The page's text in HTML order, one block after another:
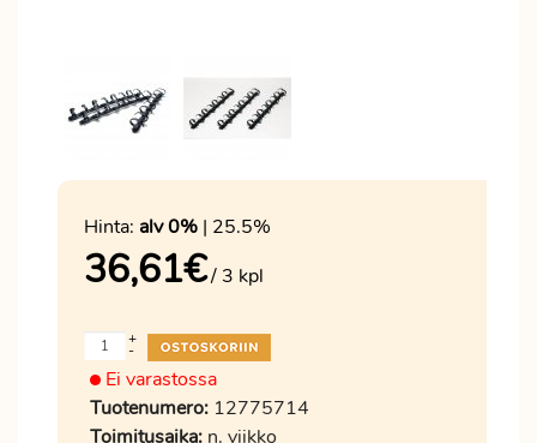
Hinta: alv 0% | 25.5%
36,61€/ 3 kpl
-
+
Ei varastossa
Tuotenumero: 12775714
Toimitusaika: n. viikko